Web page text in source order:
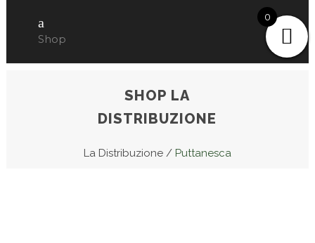
Shop
SHOP LA
DISTRIBUZIONE
La Distribuzione/ Puttanesca
0